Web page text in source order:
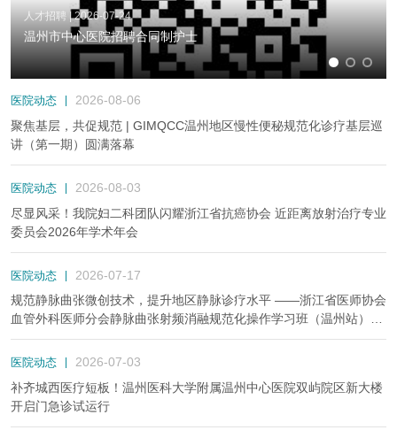
人才招聘 |2026-07-24
温州市中心医院招聘合同制护士
医院动态
2026-08-06
聚焦基层，共促规范 | GIMQCC温州地区慢性便秘规范化诊疗基层巡
讲（第一期）圆满落幕
医院动态 |
2026-08-03
尽显风采！我院妇二科团队闪耀浙江省抗癌协会 近距离放射治疗专业
委员会2026年学术年会
医院动态 |
2026-07-17
规范静脉曲张微创技术，提升地区静脉诊疗水平 ——浙江省医师协会
血管外科医师分会静脉曲张射频消融规范化操作学习班（温州站）于
我院顺利举办
医院动态
2026-07-03
补齐城西医疗短板！温州医科大学附属温州中心医院双屿院区新大楼
开启门急诊试运行